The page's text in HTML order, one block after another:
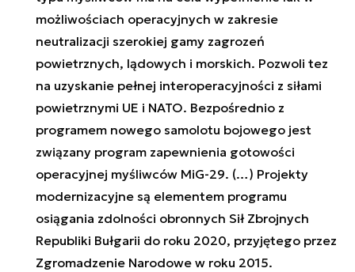
możliwościach operacyjnych w zakresie
neutralizacji szerokiej gamy zagrozeń
powietrznych, lądowych i morskich. Pozwoli tez
na uzyskanie pełnej interoperacyjności z siłami
powietrznymi UE i NATO. Bezpośrednio z
programem nowego samolotu bojowego jest
związany program zapewnienia gotowości
operacyjnej myśliwców MiG-29. (…) Projekty
modernizacyjne są elementem programu
osiągania zdolności obronnych Sił Zbrojnych
Republiki Bułgarii do roku 2020, przyjętego przez
Zgromadzenie Narodowe w roku 2015.